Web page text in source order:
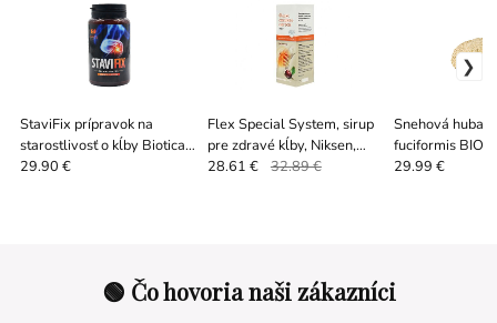
StaviFix prípravok na
starostlivosť o kĺby Biotica,
90 tabliet
29.90 €
Flex Special System, sirup
pre zdravé kĺby, Niksen,
600 ml
28.61 € 32.89 €
Snehová huba
fuciformis BIO
g
29.99 €
🟢 Čo hovoria naši zákazníci